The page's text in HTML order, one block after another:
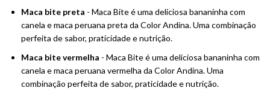
Maca bite preta - Maca Bite é uma deliciosa bananinha com
canela e maca peruana preta da Color Andina. Uma combinação
perfeita de sabor, praticidade e nutrição.
Maca bite vermelha - Maca Bite é uma deliciosa bananinha com
canela e maca peruana vermelha da Color Andina. Uma
combinação perfeita de sabor, praticidade e nutrição.